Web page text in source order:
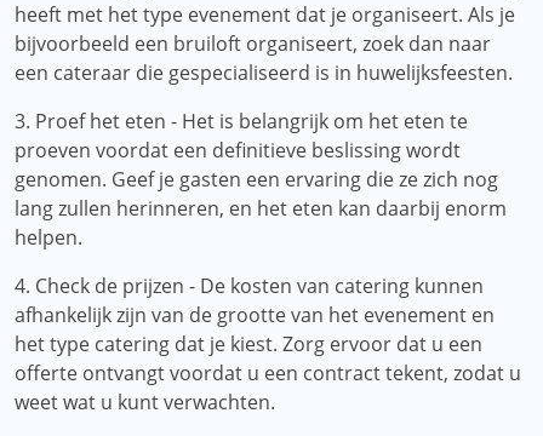
heeft met het type evenement dat je organiseert. Als je
bijvoorbeeld een bruiloft organiseert, zoek dan naar
een cateraar die gespecialiseerd is in huwelijksfeesten.
3. Proef het eten - Het is belangrijk om het eten te
proeven voordat een definitieve beslissing wordt
genomen. Geef je gasten een ervaring die ze zich nog
lang zullen herinneren, en het eten kan daarbij enorm
helpen.
4. Check de prijzen - De kosten van catering kunnen
afhankelijk zijn van de grootte van het evenement en
het type catering dat je kiest. Zorg ervoor dat u een
offerte ontvangt voordat u een contract tekent, zodat u
weet wat u kunt verwachten.